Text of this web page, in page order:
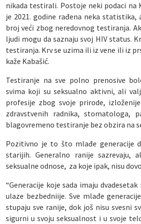
nikada testirali. Postoje neki podaci na
je 2021. godine rađena neka statistika,
broj veći zbog neredovnog testiranja.
ljudi mogu da saznaju svoj HIV status.
testiranja. Krv se uzima ili iz vene ili iz
kaže Kabašić.
Testiranje na sve polno prenosive
svima koji su seksualno aktivni, ali
profesije zbog svoje prirode,
zdravstvenih radnika, stomatologa,
blagovremeno testiranje bez obzira na
Pozitivno je to što mlađe generacije
starijih. Generalno ranije sazrevaju,
seksualne odnose, za koje ipak, nisu
“Generacije koje sada imaju
ulaze bezbedniije. Sve mlađe
stupaju sve ranije, dok još nisu svesni
sigurni u svoju seksualnost i u svoje